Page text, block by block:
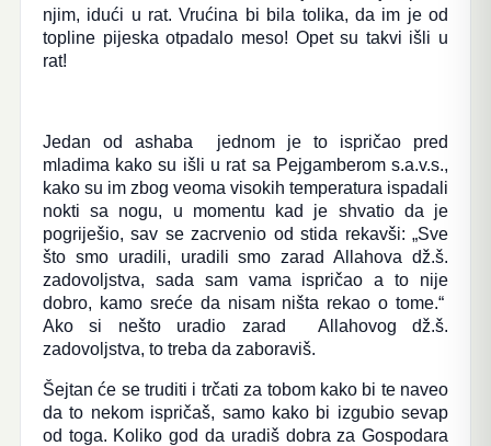
njim, idući u rat. Vrućina bi bila tolika, da im je od
topline pijeska otpadalo meso! Opet su takvi išli u
rat!
Jedan od ashaba jednom je to ispričao pred
mladima kako su išli u rat sa Pejgamberom s.a.v.s.,
kako su im zbog veoma visokih temperatura ispadali
nokti sa nogu, u momentu kad je shvatio da je
pogriješio, sav se zacrvenio od stida rekavši: „Sve
što smo uradili, uradili smo zarad Allahova dž.š.
zadovoljstva, sada sam vama ispričao a to nije
dobro, kamo sreće da nisam ništa rekao o tome.“
Ako si nešto uradio zarad Allahovog dž.š.
zadovoljstva, to treba da zaboraviš.
Šejtan će se truditi i trčati za tobom kako bi te naveo
da to nekom ispričaš, samo kako bi izgubio sevap
od toga. Koliko god da uradiš dobra za Gospodara